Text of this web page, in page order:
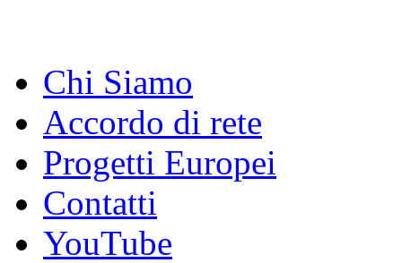
Chi Siamo
Accordo di rete
Progetti Europei
Contatti
YouTube